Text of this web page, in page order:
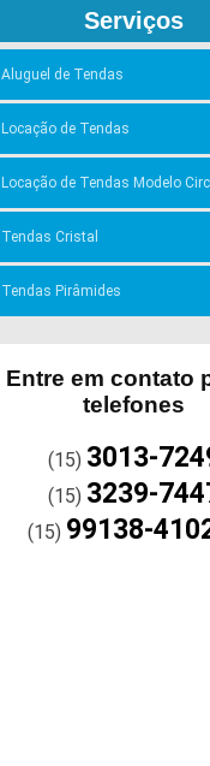
Serviços
Aluguel de Tendas
Locação de Tendas
Locação de Tendas Modelo
Tendas Cristal
Tendas Pirâmides
Entre em contato
telefones
(15) 3013-
(15) 3239-
(15) 99138-